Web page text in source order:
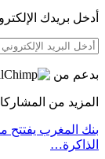
أدخل بريدك
بدعم من
المزيد من
بنك المغرب يفتتح
الذاكرة…